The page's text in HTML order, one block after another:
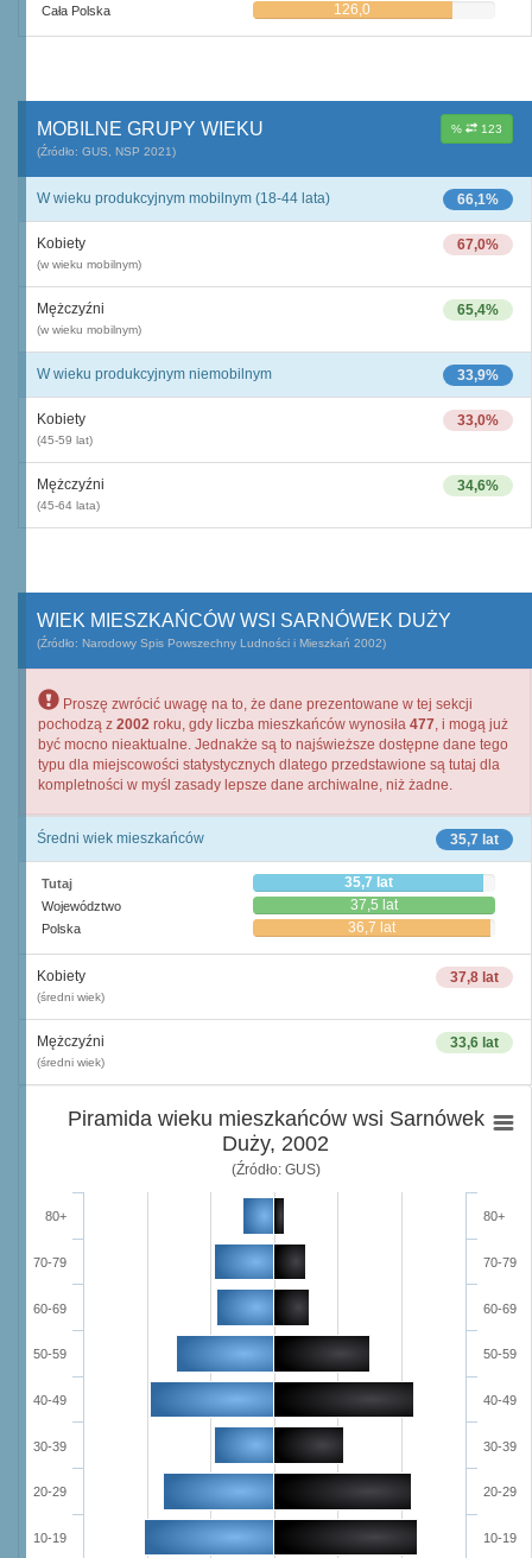
Cała Polska 126,0
% 123
MOBILNE GRUPY WIEKU
(Źródło: GUS, NSP 2021)
66,1%
W wieku produkcyjnym mobilnym (18-44 lata)
67,0%
Kobiety
(w wieku mobilnym)
65,4%
Mężczyźni
(w wieku mobilnym)
33,9%
W wieku produkcyjnym niemobilnym
33,0%
Kobiety
(45-59 lat)
34,6%
Mężczyźni
(45-64 lata)
WIEK MIESZKAŃCÓW WSI SARNÓWEK DUŻY
(Źródło: Narodowy Spis Powszechny Ludności i Mieszkań 2002)
Proszę zwrócić uwagę na to, że dane prezentowane w tej sekcji
pochodzą z 2002 roku, gdy liczba mieszkańców wynosiła 477, i mogą już
być mocno nieaktualne. Jednakże są to najświeższe dostępne dane tego
typu dla miejscowości statystycznych dlatego przedstawione są tutaj dla
kompletności w myśl zasady lepsze dane archiwalne, niż żadne.
35,7 lat
Średni wiek mieszkańców
Tutaj 35,7 lat
Województwo 37,5 lat
Polska 36,7 lat
37,8 lat
Kobiety
(średni wiek)
33,6 lat
Mężczyźni
(średni wiek)
Piramida wieku mieszkańców wsi Sarnówek
Duży, 2002
(Źródło: GUS)
10-19
20-29
30-39
40-49
50-59
60-69
70-79
80+
10-19
20-29
30-39
40-49
50-59
60-69
70-79
80+